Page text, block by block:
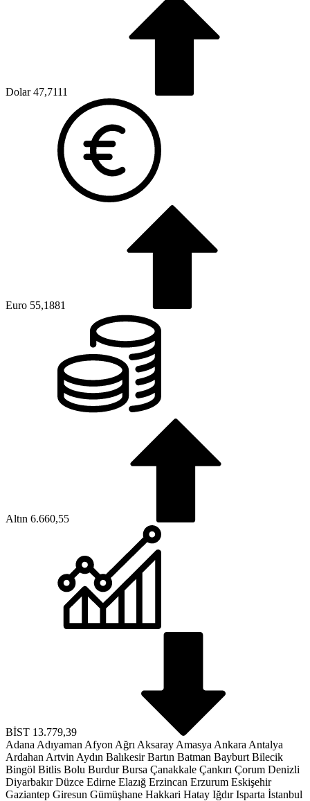
Dolar 47,7111
Euro 55,1881
Altın 6.660,55
BİST 13.779,39
Adana Adıyaman Afyon Ağrı Aksaray Amasya Ankara Antalya
Ardahan Artvin Aydın Balıkesir Bartın Batman Bayburt Bilecik
Bingöl Bitlis Bolu Burdur Bursa Çanakkale Çankırı Çorum Denizli
Diyarbakır Düzce Edirne Elazığ Erzincan Erzurum Eskişehir
Gaziantep Giresun Gümüşhane Hakkari Hatay Iğdır Isparta İstanbul